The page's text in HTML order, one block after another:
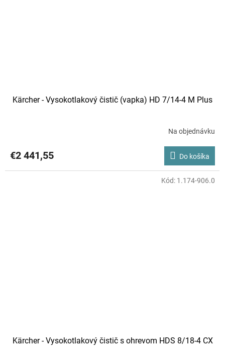
Kärcher - Vysokotlakový čistič (vapka) HD 7/14-4 M Plus
Na objednávku
€2 441,55 Do košíka
Kärcher - Vysokotlakový čistič s ohrevom HDS 8/18-4 CX
Kód: 1.174-906.0